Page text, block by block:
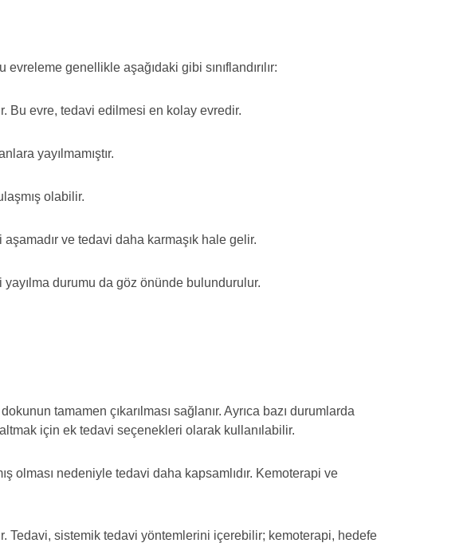
genellikle aşağıdaki gibi sınıflandırılır:
Bu evre, tedavi edilmesi en kolay evredir.
yayılmamıştır.
olabilir.
ve tedavi daha karmaşık hale gelir.
durumu da göz önünde bulundurulur.
tamamen çıkarılması sağlanır. Ayrıca bazı durumlarda
için ek tedavi seçenekleri olarak kullanılabilir.
olması nedeniyle tedavi daha kapsamlıdır. Kemoterapi ve
Tedavi, sistemik tedavi yöntemlerini içerebilir; kemoterapi, hedefe